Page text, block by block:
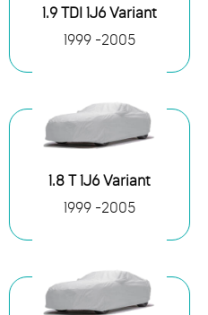
1.9 TDI 1J6 Variant
1999 -2005
1.8 Т 1J6 Variant
1999 -2005